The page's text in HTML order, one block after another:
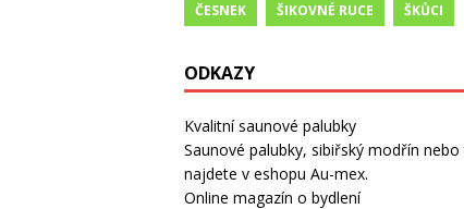
ČESNEK ŠIKOVNÉ RUCE ŠKŮCI
ODKAZY
Kvalitní saunové palubky
Saunové palubky, sibiřský modřín nebo
najdete v eshopu Au-mex.
Online magazín o bydlení